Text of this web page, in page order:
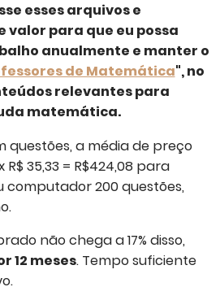
esses arquivos e
valor para que eu possa
anualmente e manter o
de Matemática", no
relevantes para
matemática.
questões, a média de preço
35,33 = R$424,08 para
computador 200 questões,
não chega a 17% disso,
12 meses. Tempo suficiente